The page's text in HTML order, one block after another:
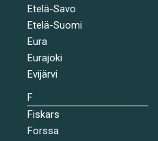
Etelä-Savo
Etelä-Suomi
Eura
Eurajoki
Evijärvi
F
Fiskars
Forssa